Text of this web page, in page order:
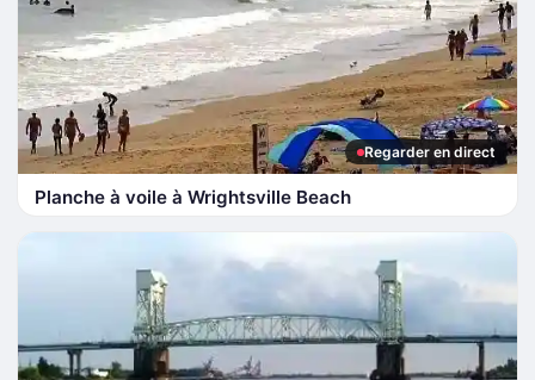
Regarder en direct
Planche à voile à Wrightsville Beach